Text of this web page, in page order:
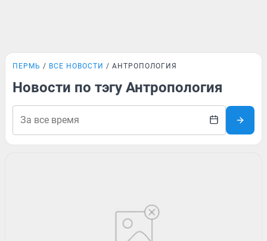
ПЕРМЬ ВСЕ НОВОСТИ АНТРОПОЛОГИЯ
Новости по тэгу Антропология